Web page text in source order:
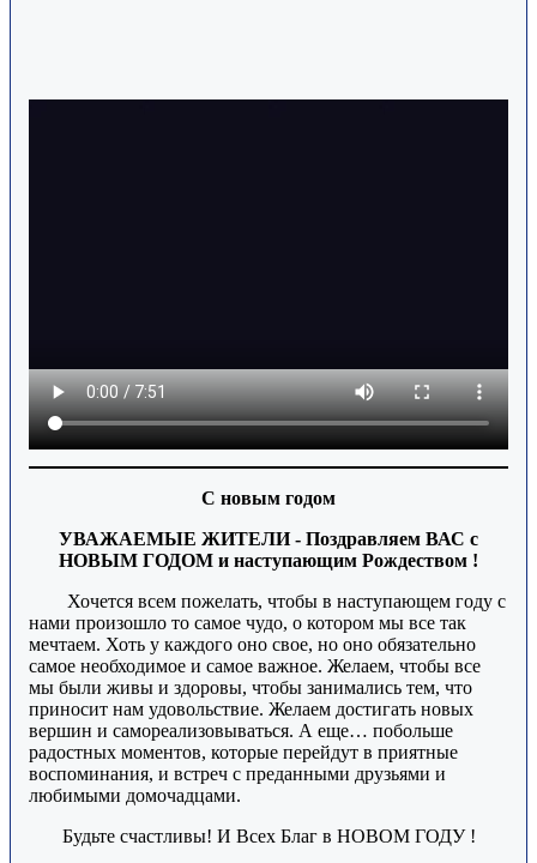
С новым годом
УВАЖАЕМЫЕ ЖИТЕЛИ - Поздравляем ВАС с
НОВЫМ ГОДОМ и наступающим Рождеством !
Хочется всем пожелать, чтобы в наступающем году с
нами произошло то самое чудо, о котором мы все так
мечтаем. Хоть у каждого оно свое, но оно обязательно
самое необходимое и самое важное. Желаем, чтобы все
мы были живы и здоровы, чтобы занимались тем, что
приносит нам удовольствие. Желаем достигать новых
вершин и самореализовываться. А еще… побольше
радостных моментов, которые перейдут в приятные
воспоминания, и встреч с преданными друзьями и
любимыми домочадцами.
Будьте счастливы! И Всех Благ в НОВОМ ГОДУ !